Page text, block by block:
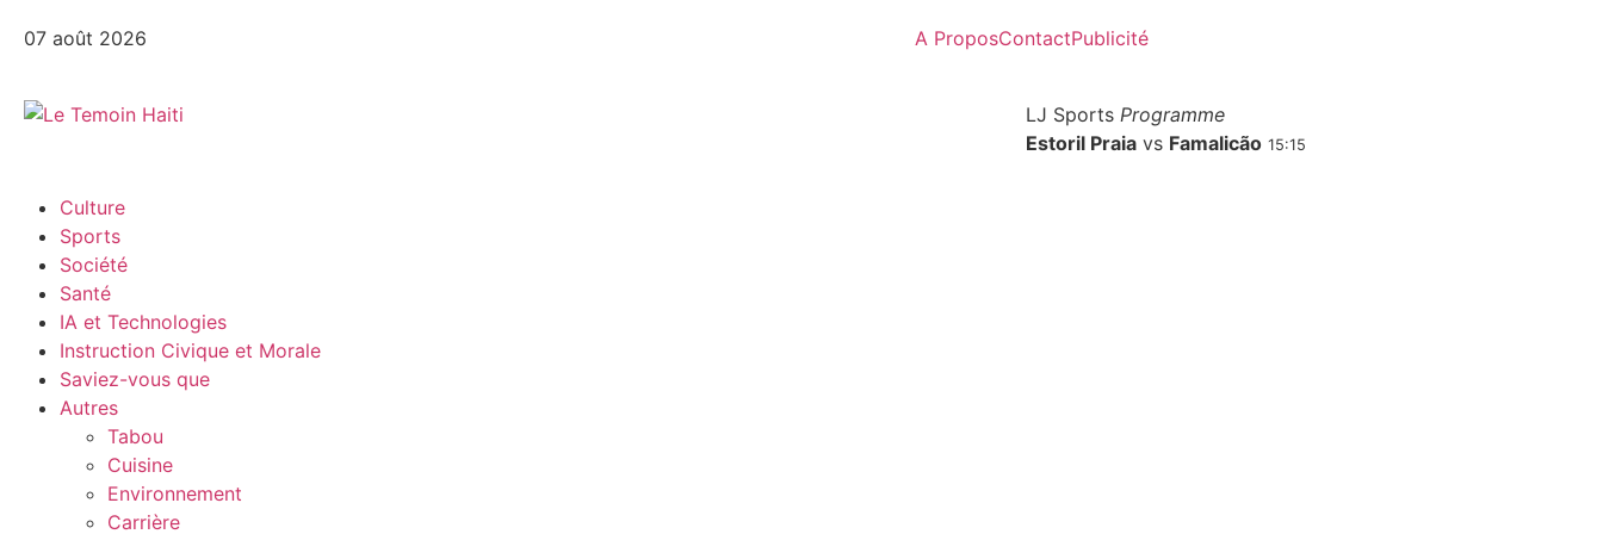
07 août 2026 A ProposContactPublicité
LJ Sports Programme
Estoril Praia vs Famalicão 15:15
Culture
Sports
Société
Santé
IA et Technologies
Instruction Civique et Morale
Saviez-vous que
Autres
Tabou
Cuisine
Environnement
Carrière